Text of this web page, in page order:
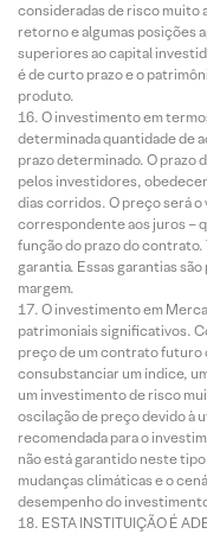
consideradas de risco muito
retorno e algumas posições
superiores ao capital
é de curto prazo e o
produto.
O investimento em
determinada quantidade de
prazo determinado. O prazo
pelos investidores,
dias corridos. O preço será o
correspondente aos juros –
função do prazo do
garantia. Essas garantias
margem.
O investimento em
patrimoniais significativos.
preço de um contrato
consubstanciar um índice,
um investimento de risco
oscilação de preço devido à
recomendada para o
não está garantido neste
mudanças climáticas e o
desempenho do
ESTA INSTITUIÇÃO É